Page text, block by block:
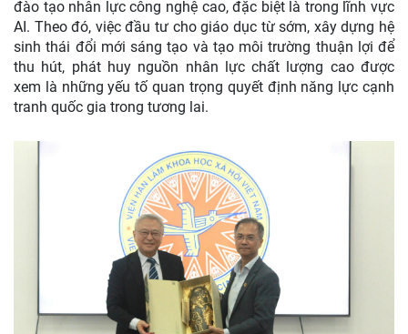
đào tạo nhân lực công nghệ cao, đặc biệt là trong lĩnh vực
AI. Theo đó, việc đầu tư cho giáo dục từ sớm, xây dựng hệ
sinh thái đổi mới sáng tạo và tạo môi trường thuận lợi để
thu hút, phát huy nguồn nhân lực chất lượng cao được
xem là những yếu tố quan trọng quyết định năng lực cạnh
tranh quốc gia trong tương lai.